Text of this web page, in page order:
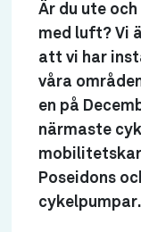
Är du ute
med luft? Vi
att vi har
våra
en på
närmaste
Poseidons
cykelpumpar.